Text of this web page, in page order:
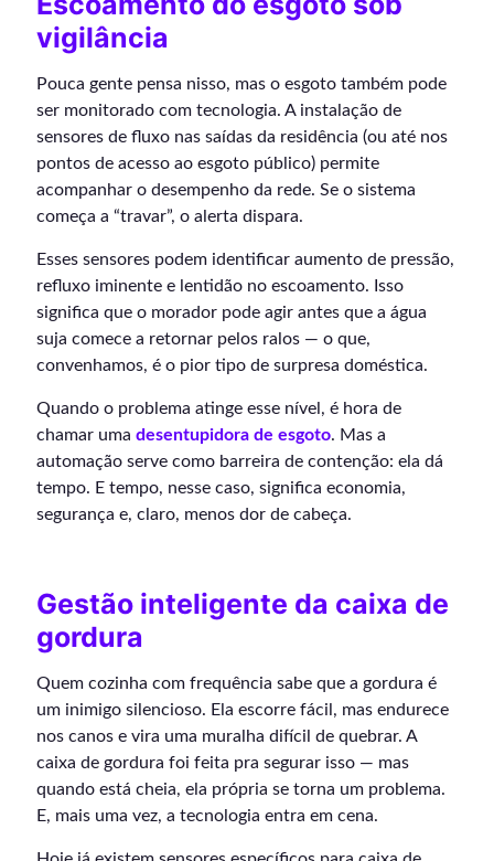
vigilância
Pouca gente pensa nisso, mas o esgoto também pode
ser monitorado com tecnologia. A instalação de
sensores de fluxo nas saídas da residência (ou até nos
pontos de acesso ao esgoto público) permite
acompanhar o desempenho da rede. Se o sistema
começa a “travar”, o alerta dispara.
Esses sensores podem identificar aumento de pressão,
refluxo iminente e lentidão no escoamento. Isso
significa que o morador pode agir antes que a água
suja comece a retornar pelos ralos — o que,
convenhamos, é o pior tipo de surpresa doméstica.
Quando o problema atinge esse nível, é hora de
chamar uma desentupidora de esgoto. Mas a
automação serve como barreira de contenção: ela dá
tempo. E tempo, nesse caso, significa economia,
segurança e, claro, menos dor de cabeça.
Gestão inteligente da caixa de
gordura
Quem cozinha com frequência sabe que a gordura é
um inimigo silencioso. Ela escorre fácil, mas endurece
nos canos e vira uma muralha difícil de quebrar. A
caixa de gordura foi feita pra segurar isso — mas
quando está cheia, ela própria se torna um problema.
E, mais uma vez, a tecnologia entra em cena.